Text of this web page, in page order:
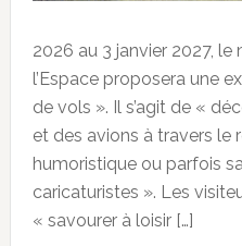
2026 au 3 janvier 2027, le
l’Espace proposera une
de vols ». Il s’agit de «
et des avions à travers le
humoristique ou parfois
caricaturistes ». Les
« savourer à loisir […]